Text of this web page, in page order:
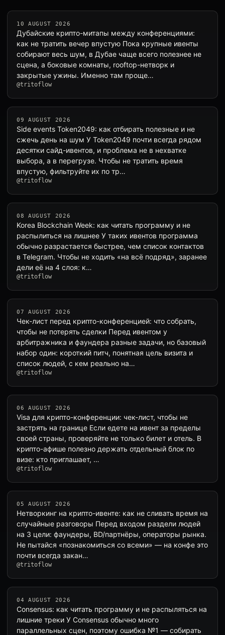
10 AUGUST 2026
Дубайские крипто-митапы между конференциями:
как не тратить вечер впустую Пока крупные ивенты
собирают весь шум, в Дубае чаще всего полезнее не
сцена, а боковые комнаты, rooftop-нетворк и
закрытые ужины. Именно там проще…
@tritoflow
09 AUGUST 2026
Side events Token2049: как отбирать полезные и не
сжечь день на шум У Token2049 почти всегда рядом
десятки сайд-ивентов, и проблема не в нехватке
выборa, а в перегрузе. Чтобы не тратить время
впустую, фильтруйте их по тр…
@tritoflow
08 AUGUST 2026
Korea Blockchain Week: как читать программу и не
распылиться на лишнее У таких ивентов программа
обычно разрастается быстрее, чем список контактов
в Telegram. Чтобы не ходить «на всё подряд», заранее
дели её на 4 слоя: к…
@tritoflow
07 AUGUST 2026
Чек-лист перед крипто-конференцией: что собрать,
чтобы не потерять сделки Перед ивентом у
арбитражника и фаундера разные задачи, но базовый
набор один: короткий питч, понятная цель визита и
список людей, с кем реально на…
@tritoflow
06 AUGUST 2026
Visa для крипто-конференции: чек-лист, чтобы не
застрять на границе Если едете на ивент за пределы
своей страны, проверяйте не только билет и отель. В
крипто-афише полезно держать отдельный блок по
визе: кто приглашает, …
@tritoflow
05 AUGUST 2026
Нетворкинг на крипто-ивенте: как не сливать время на
случайные разговоры Перед входом раздели людей
на 3 цели: фаундеры, BD/партнёры, операторы рынка.
Не пытайся «познакомиться со всеми» — на конфе это
почти всегда закан…
@tritoflow
04 AUGUST 2026
Consensus: как читать программу и не распыляться на
лишние треки У Consensus обычно много
параллельных сцен, поэтому ошибка №1 — собирать